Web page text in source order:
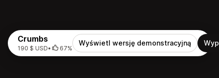
Crumbs
190 $ USD• 67%
Wyświetl wersję demonstracyjną